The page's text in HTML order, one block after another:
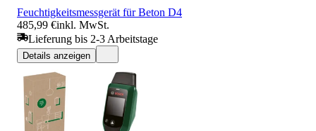
Feuchtigkeitsmessgerät für Beton D4
485,99 €inkl. MwSt.
Lieferung bis 2-3 Arbeitstage
Details anzeigen